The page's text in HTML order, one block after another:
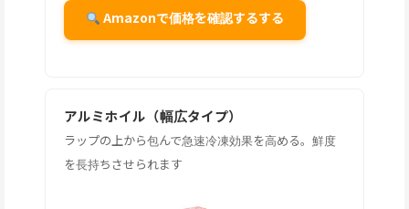
Amazonで価格を確認するする
アルミホイル（幅広タイプ）
ラップの上から包んで急速冷凍効果を高める。鮮度
を長持ちさせられます